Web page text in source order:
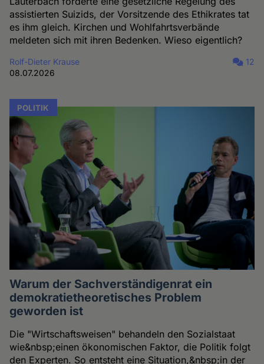
assistierten Suizids, der Vorsitzende des Ethikrates tat
es ihm gleich. Kirchen und Wohlfahrtsverbände
meldeten sich mit ihren Bedenken. Wieso eigentlich?
Rolf-Dieter Krause
08.07.2026
12
POLITIK
Warum der Sachverständigenrat ein
demokratietheoretisches Problem
geworden ist
Die "Wirtschaftsweisen" behandeln den Sozialstaat
wie&nbsp;einen ökonomischen Faktor, die Politik folgt
den Experten. So entsteht eine Situation,&nbsp;in der